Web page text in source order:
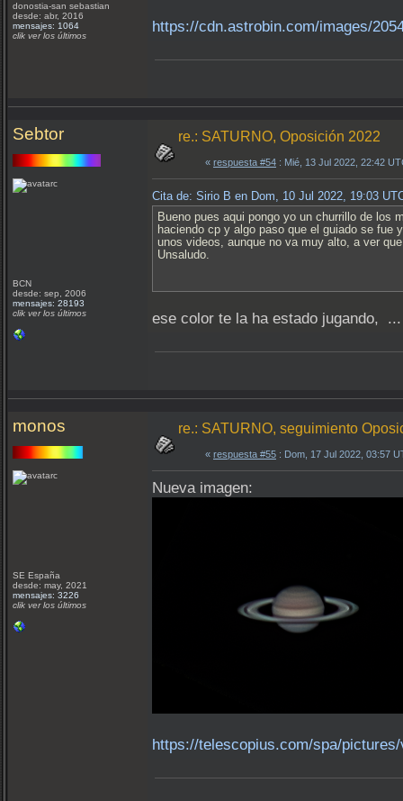
donostia-san sebastian
desde: abr, 2016
mensajes: 1064
clik ver los últimos
https://cdn.astrobin.com/images/
Sebtor
BCN
desde: sep, 2006
mensajes: 28193
clik ver los últimos
re.: SATURNO, Oposición 2022
« respuesta #54 : Mié, 13 Jul 2022, 22:42
Cita de: Sirio B en Dom, 10 Jul 2022, 19:03
Bueno pues aqui pongo yo un churrillo de los
haciendo cp y algo paso que el guiado se
unos videos, aunque no va muy alto, a ver
Unsaludo.
ese color te la ha estado jugando,
monos
SE España
desde: may, 2021
mensajes: 3226
clik ver los últimos
re.: SATURNO, seguimiento
« respuesta #55 : Dom, 17 Jul 2022, 03:57
Nueva imagen:
https://telescopius.com/spa/